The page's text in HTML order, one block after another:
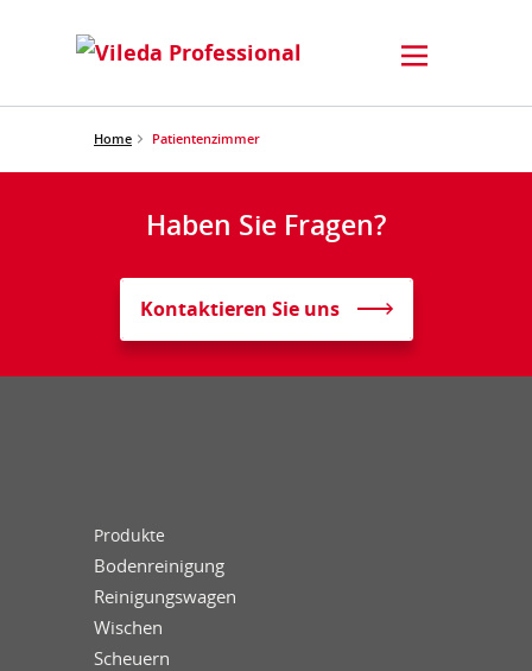
Home Patientenzimmer
Haben Sie Fragen?
Kontaktieren Sie uns
Produkte
Bodenreinigung
Reinigungswagen
Wischen
Scheuern